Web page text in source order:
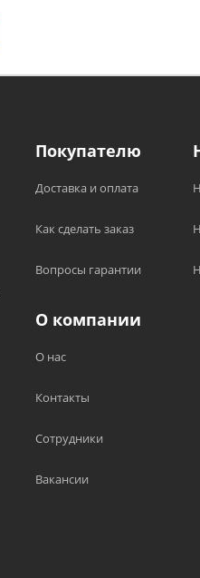
Покупателю
Доставка и оплата
Как сделать заказ
Вопросы гарантии
О компании
О нас
Контакты
Сотрудники
Вакансии